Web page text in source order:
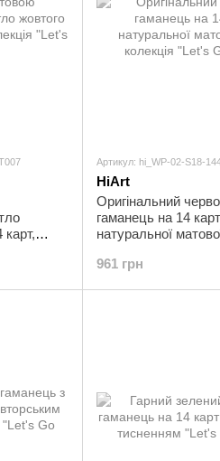
карт,
Артикул: hi_WP-02-S18-
HiArt
Оригінальний
гаманець на 14
натуральної
961 грн